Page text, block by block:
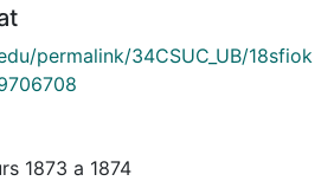
permalink/34CSUC_UB/18sfiok
1873 a 1874